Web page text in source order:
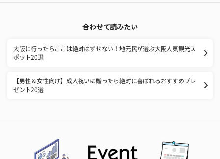
合わせて読みたい
大阪に行ったらここは絶対はずせない！地元民が選ぶ大阪人気観光ス
ポット20選
【男性＆女性向け】成人祝いに贈ったら絶対に喜ばれるおすすめプレ
ゼント20選